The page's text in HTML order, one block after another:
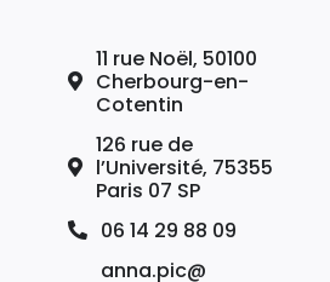
11 rue Noël, 50100
Cherbourg-en-
Cotentin
126 rue de
l’Université, 75355
Paris 07 SP
06 14 29 88 09
anna.pic@